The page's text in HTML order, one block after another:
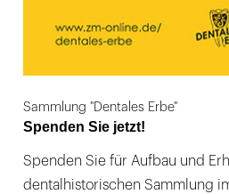
Sammlung "Dentales Erbe"
Spenden Sie jetzt!
Spenden Sie für Aufbau und
dentalhistorischen Sammlung